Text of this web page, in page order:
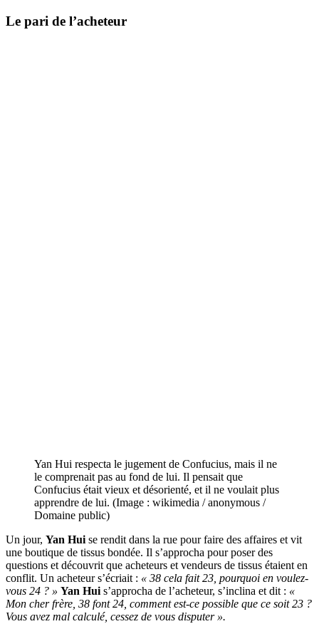
Le pari de l’acheteur
Yan Hui respecta le jugement de Confucius, mais il ne
le comprenait pas au fond de lui. Il pensait que
Confucius était vieux et désorienté, et il ne voulait plus
apprendre de lui. (Image : wikimedia / anonymous /
Domaine public)
Un jour, Yan Hui se rendit dans la rue pour faire des affaires et vit
une boutique de tissus bondée. Il s’approcha pour poser des
questions et découvrit que acheteurs et vendeurs de tissus étaient en
conflit. Un acheteur s’écriait : « 38 cela fait 23, pourquoi en voulez-
vous 24 ? » Yan Hui s’approcha de l’acheteur, s’inclina et dit : «
Mon cher frère, 38 font 24, comment est-ce possible que ce soit 23 ?
Vous avez mal calculé, cessez de vous disputer ».